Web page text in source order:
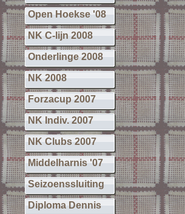
Open Hoekse '08
NK C-lijn 2008
Onderlinge 2008
NK 2008
Forzacup 2007
NK Indiv. 2007
NK Clubs 2007
Middelharnis '07
Seizoenssluiting
Diploma Dennis